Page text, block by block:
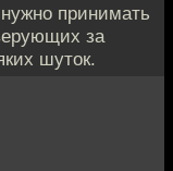
принимать
за
шуток.